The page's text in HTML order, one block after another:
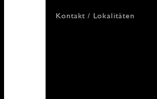
von Janny Hebel
Kontakt / Lokalitäten